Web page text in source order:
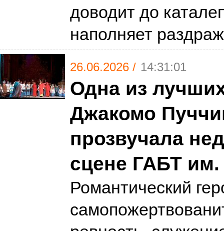
доводит до
наполняет
26.06.2026 / 14:31:01
Одна из
Джакомо
прозвучала
сцене ГАБТ
Романтический